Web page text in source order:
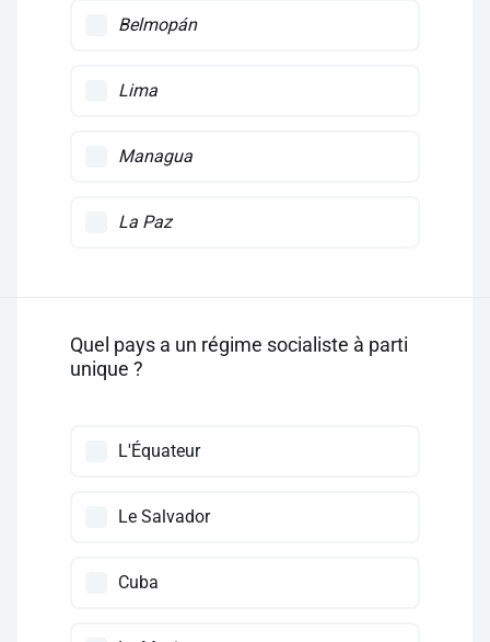
Belmopán
Lima
Managua
La Paz
Quel pays a un régime socialiste à parti
unique ?
L'Équateur
Le Salvador
Cuba